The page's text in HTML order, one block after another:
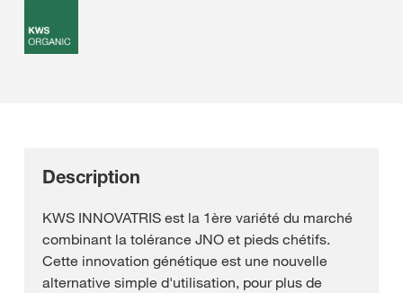
Description
KWS INNOVATRIS est la 1ère variété du marché
combinant la tolérance JNO et pieds chétifs.
Cette innovation génétique est une nouvelle
alternative simple d'utilisation, pour plus de